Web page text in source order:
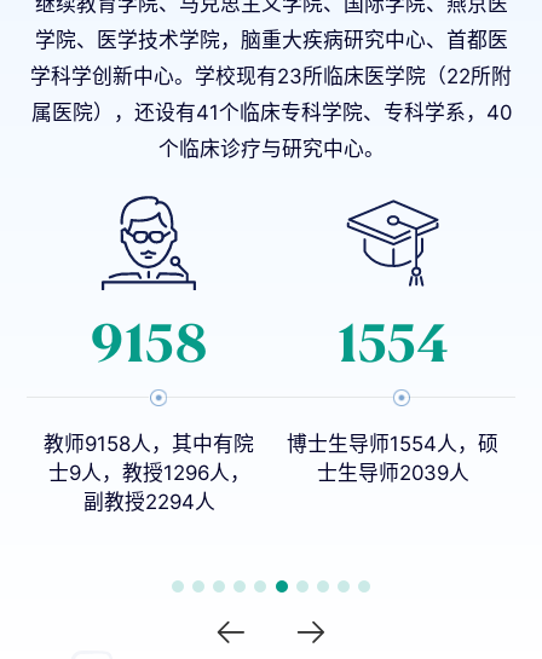
学院、医学技术学院，脑重大疾病研究中心、首都医
学科学创新中心。学校现有23所临床医学院（22所附
属医院），还设有41个临床专科学院、专科学系，40
个临床诊疗与研究中心。
559
博士生导师1554人，硕
士生导师2039人
10
本科专业27个